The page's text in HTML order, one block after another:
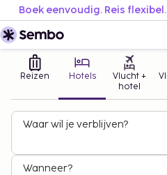
Boek eenvoudig. Reis
Reizen Hotels
Vlucht +
hotel
Waar wil je verblijven?
Wanneer?